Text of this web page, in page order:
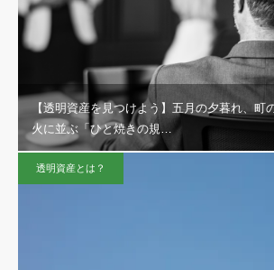
【透明資産を見つけよう】五月の夕暮れ、町
火に並ぶ「ひと焼きの規…
透明資産とは？